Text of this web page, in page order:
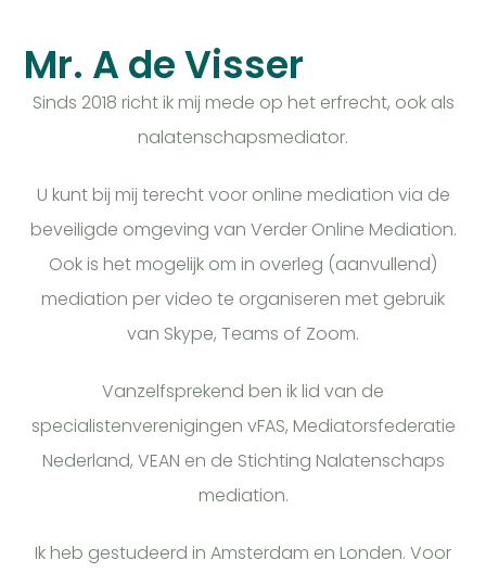
Mr. A de Visser
Sinds 2018 richt ik mij mede op het erfrecht, ook als
nalatenschapsmediator.
U kunt bij mij terecht voor online mediation via de
beveiligde omgeving van Verder Online Mediation.
Ook is het mogelijk om in overleg (aanvullend)
mediation per video te organiseren met gebruik
van Skype, Teams of Zoom.
Vanzelfsprekend ben ik lid van de
specialistenverenigingen vFAS, Mediatorsfederatie
Nederland, VEAN en de Stichting Nalatenschaps
mediation.
Ik heb gestudeerd in Amsterdam en Londen. Voor